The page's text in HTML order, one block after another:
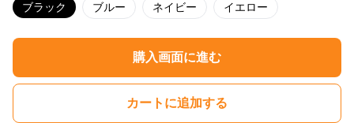
ブラック ブルー ネイビー イエロー
購入画面に進む
カートに追加する